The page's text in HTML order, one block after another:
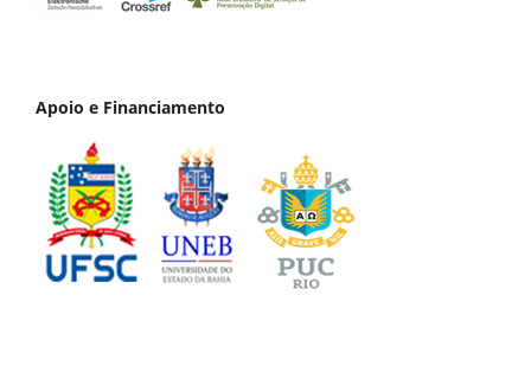
Apoio e Financiamento